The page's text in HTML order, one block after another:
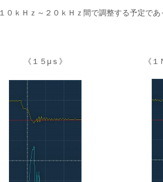
ｋＨｚ～２０ｋＨｚ間で調整する予定で
《１５μｓ》 《